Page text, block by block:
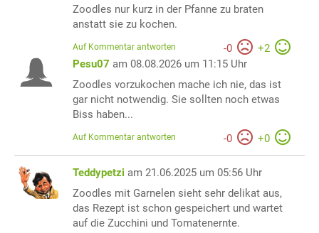
Zoodles nur kurz in der Pfanne zu braten
anstatt sie zu kochen.
-0 +2
Auf Kommentar antworten
Pesu07 am 08.08.2026 um 11:15 Uhr
Zoodles vorzukochen mache ich nie, das ist
gar nicht notwendig. Sie sollten noch etwas
Biss haben...
-0 +0
Auf Kommentar antworten
Teddypetzi am 21.06.2025 um 05:56 Uhr
Zoodles mit Garnelen sieht sehr delikat aus,
das Rezept ist schon gespeichert und wartet
auf die Zucchini und Tomatenernte.